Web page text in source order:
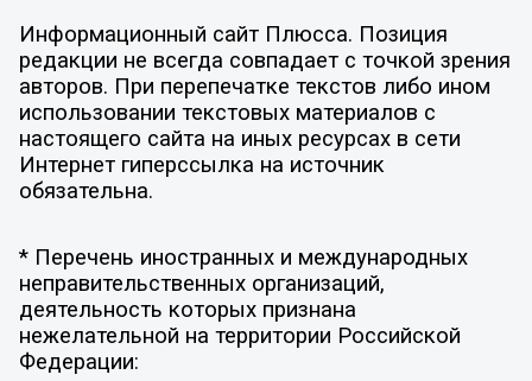
Информационный сайт Плюсса. Позиция
редакции не всегда совпадает с точкой зрения
авторов. При перепечатке текстов либо ином
использовании текстовых материалов с
настоящего сайта на иных ресурсах в сети
Интернет гиперссылка на источник
обязательна.
* Перечень иностранных и международных
неправительственных организаций,
деятельность которых признана
нежелательной на территории Российской
Федерации: